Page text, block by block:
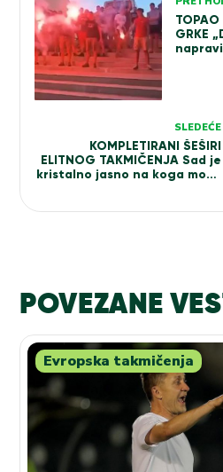
TOPAO
GRKE
SLEDEĆE
KOMPLETIRANI ŠEŠIRI
ELITNOG TAKMIČENJA Sad je
kristalno jasno na koga može
POVEZANE
Evropska takmičenja